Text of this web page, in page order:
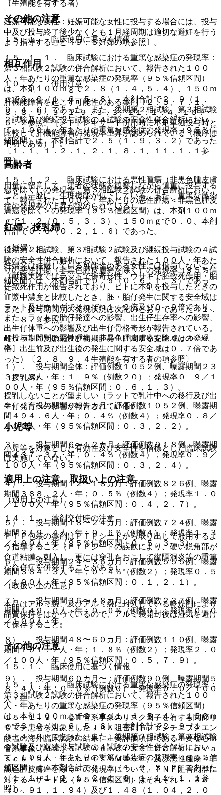
その他の注意
１５．１． 臨床使用に基づく情報
１５．１．１． 臨床試験における重篤な感染症の発現率：
第３相試験２試験の併合解析において、報告された１００
人・年あたりの重篤な感染症の発現率（９５％信頼区間）
は、本剤１００ｍｇで２．８（１．４，５．４）、１５０ｍ
ｇで３．０（１．６，５．６）、本剤合計で２．９（１．
９，４．６）であった。また、後期第２相試験、第３相試験
２試験及び継続投与試験の４試験の安全性併合解析におい
て、１００人・年あたりの重篤な感染症の発現率（９５％信
頼区間）は、本剤合計で２．５（１．９，３．２）であった
〔１．１、１．２．１、２．１、８．１、１１．１．１参
照〕。
１５．１．２． 臨床試験における悪性腫瘍（非黒色腫皮膚
癌を除く）の発現率：第３相試験２試験の併合解析におい
て、報告された１００人・年あたりの悪性腫瘍＜非黒色腫皮
膚癌を除く＞の発現率（９５％信頼区間）は、本剤１００ｍ
ｇで１．２（０．５，３．３）、１５０ｍｇで０．０、本剤
合計で０．６（０．２，１．６）であった。
後期第２相試験、第３相試験２試験及び継続投与試験の４試
験の安全性併合解析において、報告された１００人・年あた
りの悪性腫瘍（非黒色腫皮膚癌を除く）の発現率（９５％信
頼区間）は、本剤合計で０．９（０．６，１．３）であっ
た。
また、投与期間別の発現状況は次記のとおりであった〔１．
１、８．５参照〕。
［投与期間別の悪性腫瘍（非黒色腫皮膚癌を除く）の発現
率］
１）． 投与期間全体：評価例数１０５２例、曝露期間２３
３２．８人・年；１．９％（例数２０）；発現率０．９／１
００人・年（９５％信頼区間：０．６，１．３）。
２）． 投与期間０〜６カ月：評価例数１０５２例、曝露期
間４９４．６人・年；０．４％（例数４）；発現率０．８／
１００人・年（９５％信頼区間：０．３，２．２）。
３）． 投与期間６〜１２カ月：評価例数９１８例、曝露期
間４３７．３人・年；０．４％（例数４）；発現率０．９／
１００人・年（９５％信頼区間：０．３，２．４）。
４）． 投与期間１２〜１８カ月：評価例数８２６例、曝露
期間３８８．２人・年；０．５％（例数４）；発現率１．０
／１００人・年（９５％信頼区間：０．４，２．７）。
５）． 投与期間１８〜２４カ月：評価例数７２４例、曝露
期間３１９．４人・年；０．６％（例数４）；発現率１．３
／１００人・年（９５％信頼区間：０．５，３．３）。
６）． 投与期間２４〜３６カ月：評価例数５５５例、曝露
期間３８４．３人・年；０．４％（例数２）；発現率０．５
／１００人・年（９５％信頼区間：０．１，２．１）。
７）． 投与期間３６〜４８カ月：評価例数２３７例、曝露
期間１４９．０人・年；０．０％（例数０）；発現率０．０
／１００人・年。
８）． 投与期間４８〜６０カ月：評価例数１１０例、曝露
期間１０１．７人・年；１．８％（例数２）；発現率２．０
／１００人・年（９５％信頼区間：０．５，７．９）。
９）． 投与期間６０カ月〜：評価例数９０例、曝露期間５
８．４人・年；０．０％（例数０）；発現率０．０／１００
人・年。
１５．１．３． 心血管系事象のリスク因子を有する関節リ
ウマチ患者を対象としたＪＡＫ阻害剤トファシチニブクエン
酸塩の海外臨床試験の結果、主要評価項目である主要な心血
管系事象（Ｍａｊｏｒ Ａｄｖｅｒｓｅ Ｃａｒｄｉｏｖａ
ｓｃｕｌａｒ Ｅｖｅｎｔｓ：ＭＡＣＥ）及び悪性腫瘍＜非
黒色腫皮膚癌を除く＞の発現率について、ＴＮＦ阻害剤群に
対するハザード比（９５％信頼区間）はそれぞれ１．３３
（０．９１，１．９４）及び１．４８（１．０４，２．０
（生殖能を有する者）
妊娠可能な女性：妊娠可能な女性に投与する場合には、投与
中及び投与終了後少なくとも１月経周期は適切な避妊を行う
よう指導すること〔９．５妊婦の項参照〕。
相互作用
１０．２． 併用注意：
肝機能障害を起こす可能性のある薬剤〔２．３、７．１、
８．８、９．３．１−９．３．３、１１．１．４、１６．
６．２参照〕［メトトレキサート併用時に本剤単独投与時と
比較して肝機能障害の発現率上昇が認められている（機序は
不明である）］。
高齢者
用量に留意して、患者の状態を観察しながら慎重に投与する
こと（一般に、生理機能が低下している、また、重篤な感染
症の発現率の上昇が認められている）。
妊婦・授乳婦
（妊婦）
妊婦又は妊娠している可能性のある女性には投与しないこと
（動物実験ではラットで催奇形性、ウサギで胚致死作用・胎
仔致死作用が報告されており、ヒトに本剤を投与したときの
血漿中濃度と比較したとき、胚・胎仔発生に関する安全域は
ラット及びウサギでそれぞれ１．２倍及び０．９倍であり、
また、ラットで胎仔発達への影響、出生仔生存率への影響、
出生仔体重への影響及び出生仔骨格奇形が報告されている。
雌ラットの受胎能及び初期胚発生に関する安全域は３．６
倍、出生前及び出生後の発生に関する安全域は０．７倍であ
った）〔２．８、９．４生殖能を有する者の項参照〕。
（授乳婦）
授乳しないことが望ましい（ラットで乳汁中への移行及び出
生仔発育への影響が報告されている）。
小児等
小児等を対象とした有効性及び安全性を指標とした臨床試験
は実施していない。
適用上の注意、取扱い上の注意
（適用上の注意）
１４．１． 薬剤交付時の注意
ＰＴＰ包装の薬剤はＰＴＰシートから取り出して服用するよ
う指導すること（ＰＴＰシートの誤飲により、硬い鋭角部が
食道粘膜へ刺入し、更には穿孔をおこして縦隔洞炎等の重篤
な合併症を併発することがある）。
（取扱い上の注意）
本品はアルミ袋、及びアルミ袋に封入している乾燥剤により
品質保持をはかっているので、アルミ袋開封後は湿気を避け
て保存すること。
その他の注意
１５．１． 臨床使用に基づく情報
１５．１．１． 臨床試験における重篤な感染症の発現率：
第３相試験２試験の併合解析において、報告された１００
人・年あたりの重篤な感染症の発現率（９５％信頼区間）
は、本剤１００ｍｇで２．８（１．４，５．４）、１５０ｍ
ｇで３．０（１．６，５．６）、本剤合計で２．９（１．
９，４．６）であった。また、後期第２相試験、第３相試験
２試験及び継続投与試験の４試験の安全性併合解析におい
て、１００人・年あたりの重篤な感染症の発現率（９５％信
頼区間）は、本剤合計で２．５（１．９，３．２）であった
〔１．１、１．２．１、２．１、８．１、１１．１．１参
照〕。